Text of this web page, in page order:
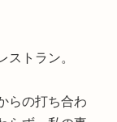
トラン。
らの打ち合わ